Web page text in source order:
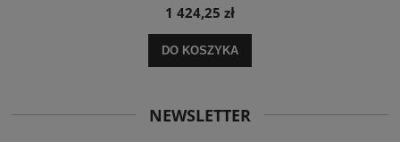
1 424,25 zł
DO KOSZYKA
NEWSLETTER